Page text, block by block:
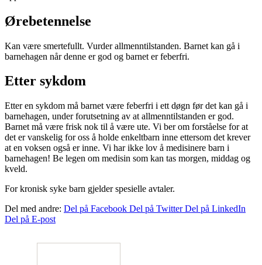
Ørebetennelse
Kan være smertefullt. Vurder allmenntilstanden. Barnet kan gå i
barnehagen når denne er god og barnet er feberfri.
Etter sykdom
Etter en sykdom må barnet være feberfri i ett døgn før det kan gå i
barnehagen, under forutsetning av at allmenntilstanden er god.
Barnet må være frisk nok til å være ute. Vi ber om forståelse for at
det er vanskelig for oss å holde enkeltbarn inne ettersom det krever
at en voksen også er inne. Vi har ikke lov å medisinere barn i
barnehagen! Be legen om medisin som kan tas morgen, middag og
kveld.
For kronisk syke barn gjelder spesielle avtaler.
Del med andre: Del på Facebook Del på Twitter Del på LinkedIn
Del på E-post